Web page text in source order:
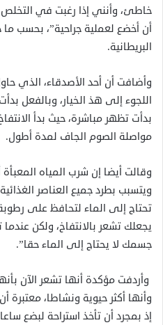
خاطئ، وأنني إذا رغبت في التخلص
أن أخضع لعملية جراحية”، بحسب
البريطانية.
وأضافت أن أحد الأصدقاء، الذي
اللجوء إلى هذ الخيار، وبالفعل
بدأت تظهر مباشرة، حيث بدأ
مواصلة الصوم الجاف لمدة أطول.
وقالت أيضا إن شرب المياه المعبأة
ويتسبب بطرد جميع العناصر
تحتاج إلى الماء لتحافظ على
يجعلك تشعر بالانتفاخ، ولكن
جسمك لا يحتاج إلى الماء حقا”.
وأردفت مؤكدة أنها تشعر الآن
وأنها أكثر حيوية ونشاطا، معتبرة
إذ بمجرد أن تأخذ استراحة لبضع